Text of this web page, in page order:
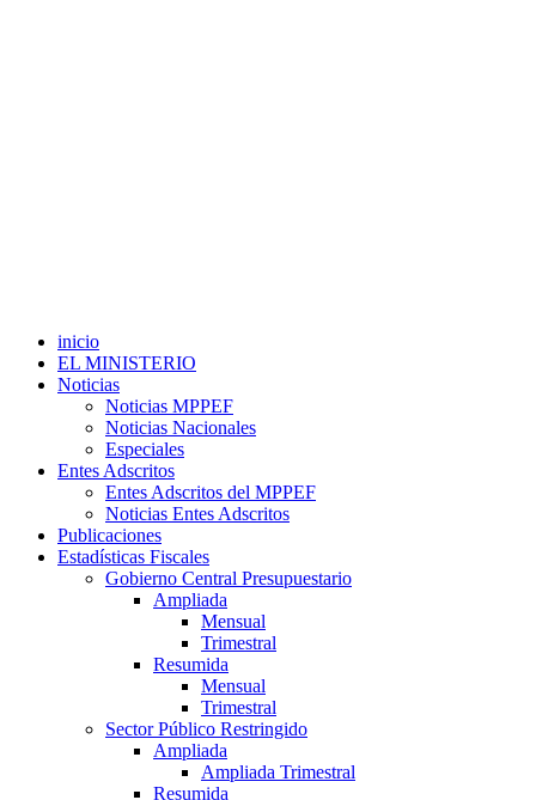
inicio
EL MINISTERIO
Noticias
Noticias MPPEF
Noticias Nacionales
Especiales
Entes Adscritos
Entes Adscritos del MPPEF
Noticias Entes Adscritos
Publicaciones
Estadísticas Fiscales
Gobierno Central Presupuestario
Ampliada
Mensual
Trimestral
Resumida
Mensual
Trimestral
Sector Público Restringido
Ampliada
Ampliada Trimestral
Resumida